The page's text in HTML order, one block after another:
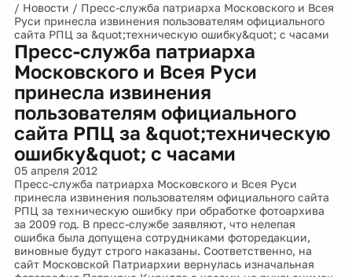
/ Новости / Пресс-служба патриарха Московского и Всея
Руси принесла извинения пользователям официального
сайта РПЦ за &quot;техническую ошибку&quot; с часами
Пресс-служба патриарха
Московского и Всея Руси
принесла извинения
пользователям официального
сайта РПЦ за &quot;техническую
ошибку&quot; с часами
05 апреля 2012
Пресс-служба патриарха Московского и Всея Руси
принесла извинения пользователям официального сайта
РПЦ за техническую ошибку при обработке фотоархива
за 2009 год. В пресс-службе заявляют, что нелепая
ошибка была допущена сотрудниками фоторедакции,
виновные будут строго наказаны. Соответственно, на
сайт Московской Патриархии вернулась изначальная